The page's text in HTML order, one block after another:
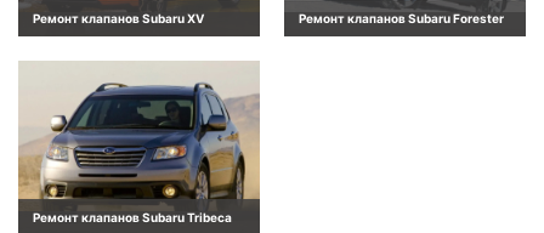
Ремонт клапанов Subaru XV Ремонт клапанов Subaru Forester
Ремонт клапанов Subaru Tribeca